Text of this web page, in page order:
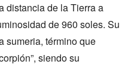
distancia de la Tierra a
de 960 soles. Su
sumeria, término que
siendo su